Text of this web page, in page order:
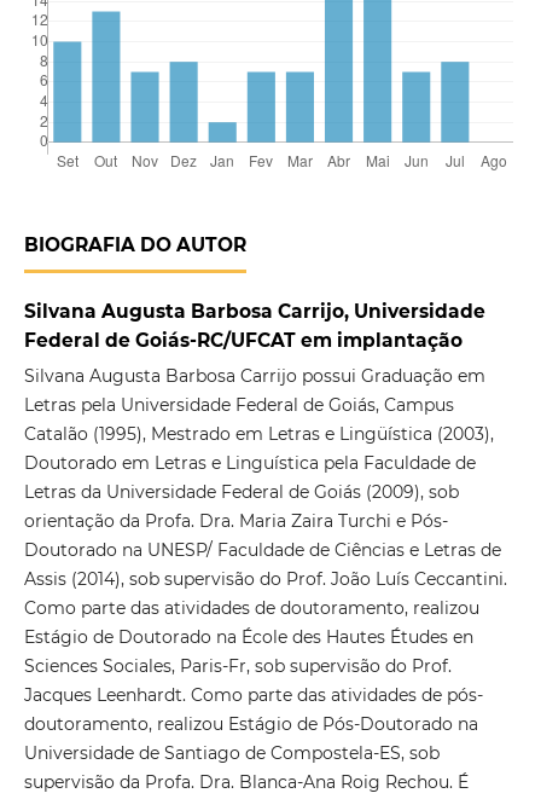
BIOGRAFIA DO AUTOR
Silvana Augusta Barbosa Carrijo, Universidade
Federal de Goiás-RC/UFCAT em implantação
Silvana Augusta Barbosa Carrijo possui Graduação em
Letras pela Universidade Federal de Goiás, Campus
Catalão (1995), Mestrado em Letras e Lingüística (2003),
Doutorado em Letras e Linguística pela Faculdade de
Letras da Universidade Federal de Goiás (2009), sob
orientação da Profa. Dra. Maria Zaira Turchi e Pós-
Doutorado na UNESP/ Faculdade de Ciências e Letras de
Assis (2014), sob supervisão do Prof. João Luís Ceccantini.
Como parte das atividades de doutoramento, realizou
Estágio de Doutorado na École des Hautes Études en
Sciences Sociales, Paris-Fr, sob supervisão do Prof.
Jacques Leenhardt. Como parte das atividades de pós-
doutoramento, realizou Estágio de Pós-Doutorado na
Universidade de Santiago de Compostela-ES, sob
supervisão da Profa. Dra. Blanca-Ana Roig Rechou. É